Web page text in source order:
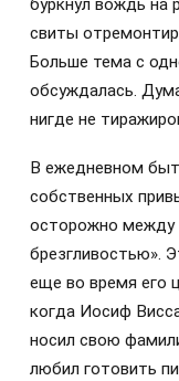
буркнул вождь на
свиты
Больше тема с
обсуждалась.
нигде не
В ежедневном
собственных
осторожно между
брезгливостью».
еще во время его
когда Иосиф
носил свою
любил готовить